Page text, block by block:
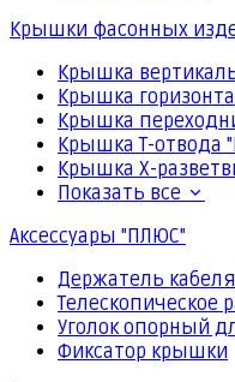
Крышки фасонных
Крышка
Крышка
Крышка
Крышка Т-отвода
Крышка Х-
Показать все
Аксессуары "ПЛЮС"
Держатель
Телескопическое
Уголок опорный
Фиксатор крышки